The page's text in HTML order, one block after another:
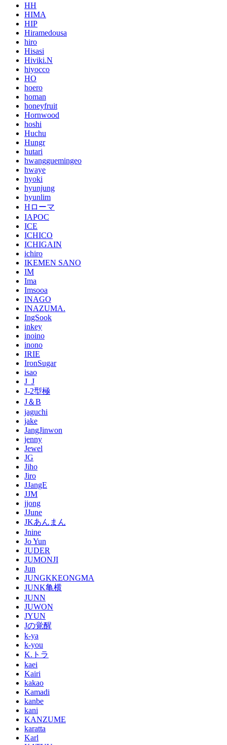
HH
HIMA
HIP
Hiramedousa
hiro
Hisasi
Hiviki.N
hiyocco
HO
hoero
homan
honeyfruit
Hornwood
hoshi
Huchu
Hungr
hutari
hwangguemingeo
hwaye
hyoki
hyunjung
hyunlim
Hローマ
IAPOC
ICE
ICHICO
ICHIGAIN
ichiro
IKEMEN SANO
IM
Ima
Imsooa
INAGO
INAZUMA.
IngSook
inkey
inoino
inono
IRIE
IronSugar
isao
J_J
J-2型極
J＆B
jaguchi
jake
JangJinwon
jenny
Jewel
JG
Jiho
Jiro
JJangE
JJM
jjong
JJune
JKあんまん
Jnine
Jo Yun
JUDER
JUMONJI
Jun
JUNGKKEONGMA
JUNK亀横
JUNN
JUWON
JYUN
Jの覚醒
k-ya
k-you
K.トラ
kaei
Kairi
kakao
Kamadi
kanbe
kani
KANZUME
karatta
Karl